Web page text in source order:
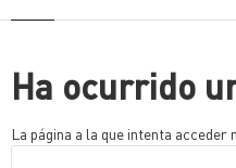
Ha ocurrido
La página a la que intenta acceder